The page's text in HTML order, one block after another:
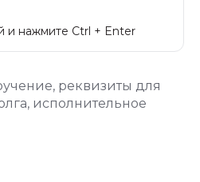
и нажмите Ctrl + Enter
, реквизиты для
, исполнительное